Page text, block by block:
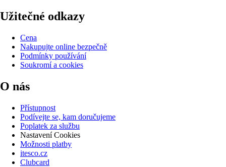
Užitečné odkazy
Cena
Nakupujte online bezpečně
Podmínky používání
Soukromí a cookies
O nás
Přístupnost
Podívejte se, kam doručujeme
Poplatek za službu
Nastavení Cookies
Možnosti platby
itesco.cz
Clubcard